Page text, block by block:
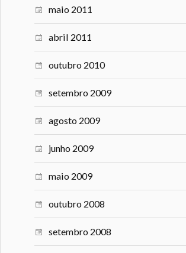
maio 2011
abril 2011
outubro 2010
setembro 2009
agosto 2009
junho 2009
maio 2009
outubro 2008
setembro 2008